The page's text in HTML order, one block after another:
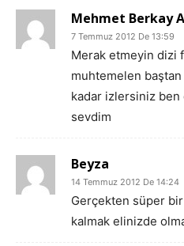
Mehmet Berkay
7 Temmuz 2012 De 13:59
Merak etmeyin dizi
muhtemelen
kadar izlersiniz
sevdim
Beyza
14 Temmuz 2012 De 14:24
Gerçekten süper
kalmak elinizde